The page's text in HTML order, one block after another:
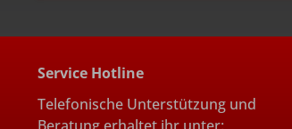
Service Hotline
Telefonische Unterstützung und